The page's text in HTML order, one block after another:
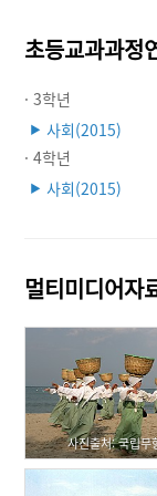
초등교과과정
· 3학년
▶ 사회(2015)
· 4학년
▶ 사회(2015)
멀티미디어자
사진출처: 국립무